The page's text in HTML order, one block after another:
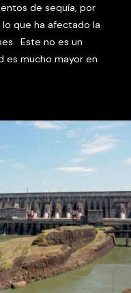
de sequía, por
lo que ha afectado la
Este no es un
es mucho mayor en